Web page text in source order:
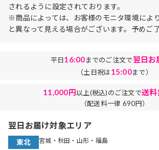
されるように設定されております。
※商品によっては、お客様のモニタ環境によ
と異なって見える場合がございます。予めご
平日16:00までのご注文で翌日お
（土日祝は15:00まで）
11,000円以上(税込)のご注文で送
（配送料一律 690円）
翌日お届け対象エリア
東北 宮城・秋田・山形・福島